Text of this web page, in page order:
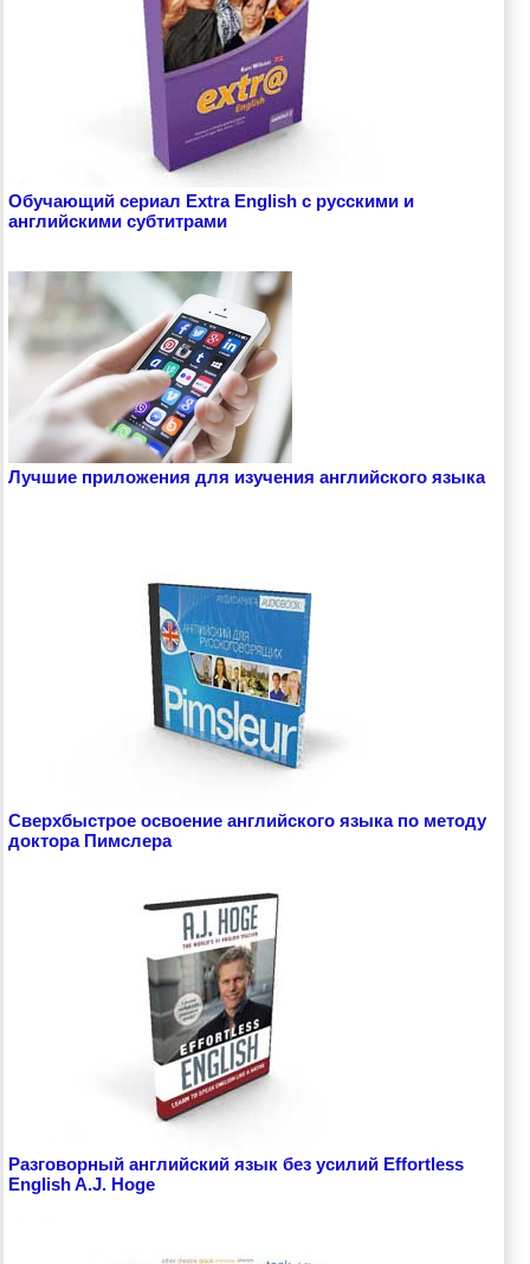
Обучающий сериал Extra English с русскими и
английскими субтитрами
Лучшие приложения для изучения английского языка
Сверхбыстрое освоение английского языка по методу
доктора Пимслера
Разговорный английский язык без усилий Effortless
English A.J. Hoge